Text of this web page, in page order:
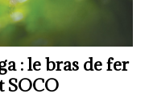
: le bras de fer
SOCO